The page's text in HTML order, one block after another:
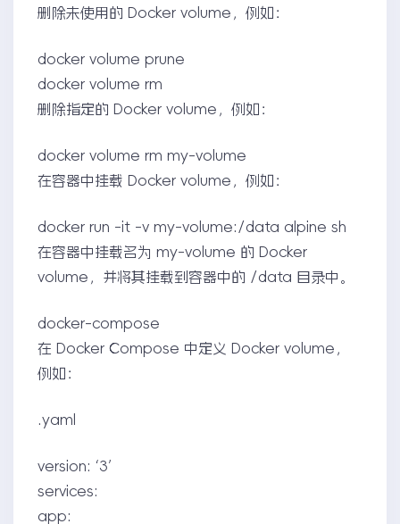
删除未使用的 Docker volume，例如：
docker volume prune
docker volume rm
删除指定的 Docker volume，例如：
docker volume rm my-volume
在容器中挂载 Docker volume，例如：
docker run -it -v my-volume:/data alpine sh
在容器中挂载名为 my-volume 的 Docker
volume，并将其挂载到容器中的 /data 目录中。
docker-compose
在 Docker Compose 中定义 Docker volume，
例如：
.yaml
version: ‘3’
services:
app: